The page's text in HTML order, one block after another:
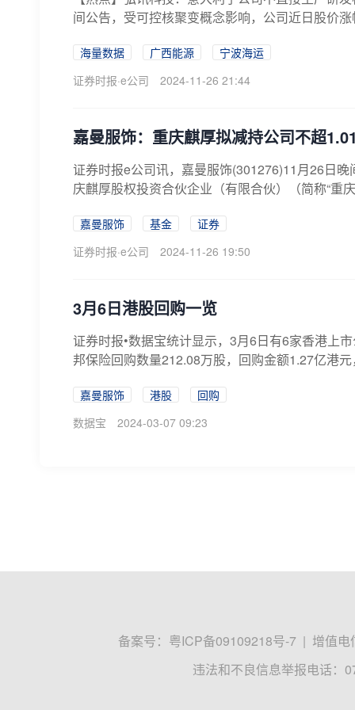
间公告，受可控核聚变概念影响，公司近日股价
海量数据 广西能源
宁波海运
证券时报·e公司
2024-11-26 21:44
嘉曼服饰：重庆麒厚拟减持公司不超
证券时报e公司讯，嘉曼服饰(301276)11月26日
庆麒厚股权投资合伙企业（有限合伙）（简称“重
嘉曼服饰 基金
证券
证券时报·e公司
2024-11-26 19:50
3月6日港股回购一览
证券时报•数据宝统计显示，3月6日有6家香港上
邦保险回购数量212.08万股，回购金额1.27亿港
嘉曼服饰 港股
回购
数据宝
2024-03-07 09:23
备案号： 粤ICP备09109218号-7 | 增值电
违法和不良信息举报电话：